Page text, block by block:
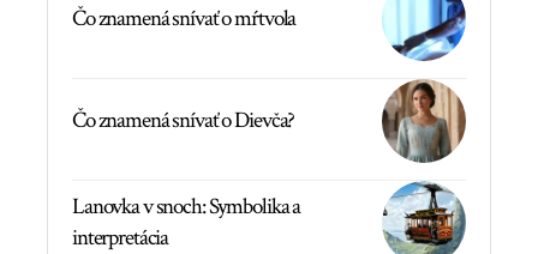
Čo znamená snívať o mŕtvola
Čo znamená snívať o Dievča?
Lanovka v snoch: Symbolika a
interpretácia